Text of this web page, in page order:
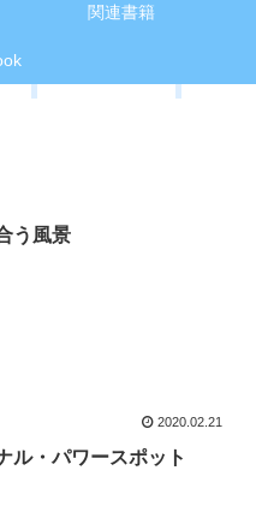
関連書籍
う風景
2020.02.21
ル・パワースポット